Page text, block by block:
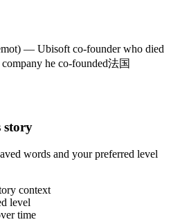
— Ubisoft co-founder who died
he co-founded法国
story
words and your preferred level
context
level
time